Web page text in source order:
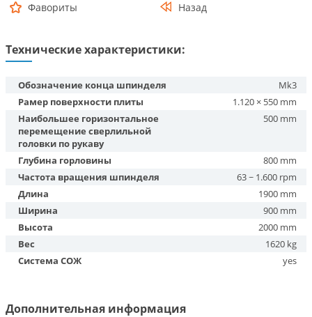
Фавориты
Назад
Технические характеристики:
Обозначение конца шпинделя
Mk3
Рамер поверхности плиты
1.120 × 550 mm
Наибольшее горизонтальное
перемещение сверлильной
головки по рукаву
500 mm
Глубина горловины
800 mm
Частота вращения шпинделя
63 ~ 1.600 rpm
Длина
1900 mm
Ширина
900 mm
Высота
2000 mm
Вес
1620 kg
Система СОЖ
yes
Дополнительная информация